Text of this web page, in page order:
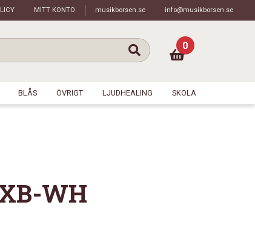
MITT KONTO musikborsen.se info@musikborsen.se
0
BLÅS ÖVRIGT LJUDHEALING SKOLA
WH